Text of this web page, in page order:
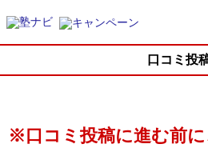
口コミ投
※口コミ投稿に進む前